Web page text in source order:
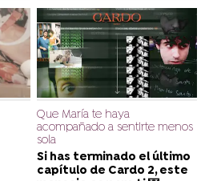
Que María te haya
acompañado a sentirte menos
sola
Si has terminado el último
capítulo de Cardo 2, este